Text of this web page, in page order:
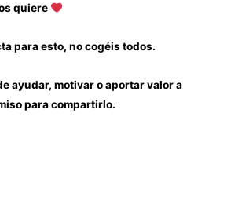
quiere
para esto, no cogéis todos.
ayudar, motivar o aportar valor a
para compartirlo.